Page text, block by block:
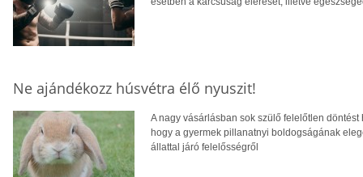
Ne ajándékozz húsvétra élő nyuszit!
A nagy vásárlásban sok szülő felelőtlen
hogy a gyermek pillanatnyi boldogságának
állattal járó felelősségről